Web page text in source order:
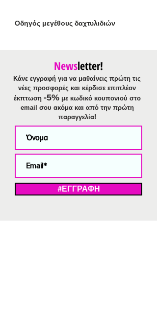
Οδηγός μεγέθους δαχτυλιδιών
Newsletter!
Κάνε εγγραφή για να μαθαίνεις πρώτη τις
νέες προσφορές και κέρδισε επιπλέον
έκπτωση -5%με κωδικό κουπονιού στο
email σου ακόμα και από την πρώτη
παραγγελία!
#ΕΓΓΡΑΦΗ